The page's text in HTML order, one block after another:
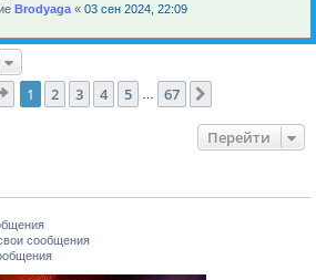
Brodyaga « 03 сен 2024, 22:09
Страница из 67
1 2 3 4 5 67
Перейти
сообщения